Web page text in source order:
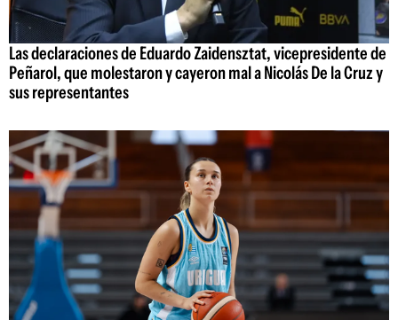
Las declaraciones de Eduardo Zaidensztat, vicepresidente de
Peñarol, que molestaron y cayeron mal a Nicolás De la Cruz y
sus representantes